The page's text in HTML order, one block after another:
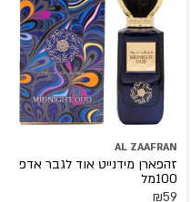
AL ZAAFRAN
זהפארן מידנייט אוד לגבר אדפ
100מל
₪59